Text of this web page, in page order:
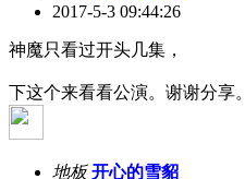
2017-5-3 09:44:26
神魔只看过开头几集，
下这个来看看公演。谢谢分享。
地板 开心的雪貂